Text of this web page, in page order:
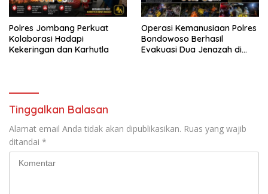
Polres Jombang Perkuat
Kolaborasi Hadapi
Kekeringan dan Karhutla
Operasi Kemanusiaan Polres
Bondowoso Berhasil
Evakuasi Dua Jenazah di
Tinggalkan Balasan
Alamat email Anda tidak akan dipublikasikan. Ruas yang wajib
ditandai *